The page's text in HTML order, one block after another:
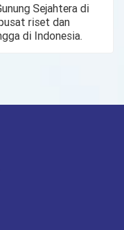
Sejahtera di
riset dan
di Indonesia.